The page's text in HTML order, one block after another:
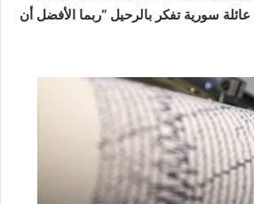
عائلة سورية تفكر بالرحيل “ربما الأفضل أن